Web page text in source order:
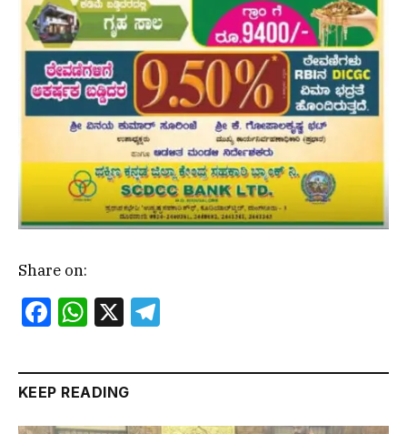
Share on:
Facebook
WhatsApp
X
KEEP READING